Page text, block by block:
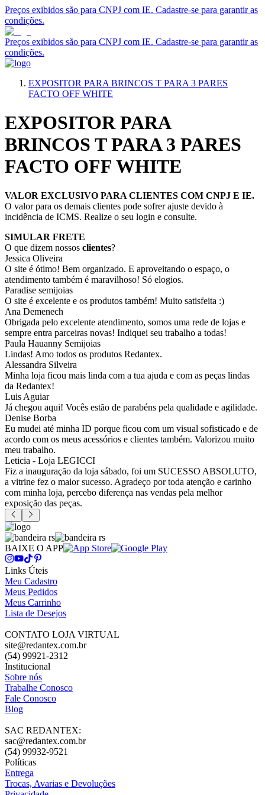
Preços exibidos são para CNPJ com IE. Cadastre-se para garantir as
condições.
Preços exibidos são para CNPJ com IE. Cadastre-se para garantir as
condições.
EXPOSITOR PARA BRINCOS T PARA 3 PARES
FACTO OFF WHITE
EXPOSITOR PARA
BRINCOS T PARA 3 PARES
FACTO OFF WHITE
VALOR EXCLUSIVO PARA CLIENTES COM CNPJ E IE.
O valor para os demais clientes pode sofrer ajuste devido à
incidência de ICMS. Realize o seu login e consulte.
SIMULAR FRETE
O que dizem nossos clientes?
Jessica Oliveira
O site é ótimo! Bem organizado. E aproveitando o espaço, o
atendimento também é maravilhoso! Só elogios.
Paradise semijoias
O site é excelente e os produtos também! Muito satisfeita :)
Ana Demenech
Obrigada pelo excelente atendimento, somos uma rede de lojas e
sempre entra parceiras novas! Indiquei seu trabalho a todas!
Paula Hauanny Semijoias
Lindas! Amo todos os produtos Redantex.
Alessandra Silveira
Minha loja ficou mais linda com a tua ajuda e com as peças lindas
da Redantex!
Luis Aguiar
Já chegou aqui! Vocês estão de parabéns pela qualidade e agilidade.
Denise Borba
Eu mudei até minha ID porque ficou com um visual sofisticado e de
acordo com os meus acessórios e clientes também. Valorizou muito
meu trabalho.
Leticia - Loja LEGICCI
Fiz a inauguração da loja sábado, foi um SUCESSO ABSOLUTO,
a vitrine fez o maior sucesso. Agradeço por toda atenção e carinho
com minha loja, percebo diferença nas vendas pela melhor
exposição das peças.
BAIXE O APP
Links Úteis
Meu Cadastro
Meus Pedidos
Meus Carrinho
Lista de Desejos
CONTATO LOJA VIRTUAL
site@redantex.com.br
(54) 99921-2312
Institucional
Sobre nós
Trabalhe Conosco
Fale Conosco
Blog
SAC REDANTEX:
sac@redantex.com.br
(54) 99932-9521
Políticas
Entrega
Trocas, Avarias e Devoluções